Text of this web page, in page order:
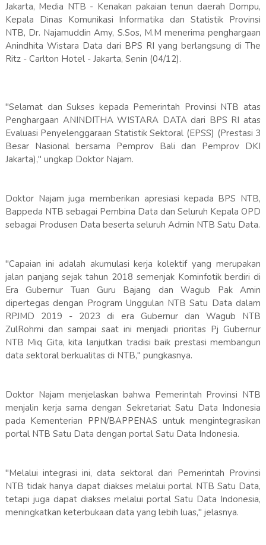
Jakarta, Media NTB - Kenakan pakaian tenun daerah Dompu,
Kepala Dinas Komunikasi Informatika dan Statistik Provinsi
NTB, Dr. Najamuddin Amy, S.Sos, M.M menerima penghargaan
Anindhita Wistara Data dari BPS RI yang berlangsung di The
Ritz - Carlton Hotel - Jakarta, Senin (04/12).
"Selamat dan Sukses kepada Pemerintah Provinsi NTB atas
Penghargaan ANINDITHA WISTARA DATA dari BPS RI atas
Evaluasi Penyelenggaraan Statistik Sektoral (EPSS) (Prestasi 3
Besar Nasional bersama Pemprov Bali dan Pemprov DKI
Jakarta)," ungkap Doktor Najam.
Doktor Najam juga memberikan apresiasi kepada BPS NTB,
Bappeda NTB sebagai Pembina Data dan Seluruh Kepala OPD
sebagai Produsen Data beserta seluruh Admin NTB Satu Data.
"Capaian ini adalah akumulasi kerja kolektif yang merupakan
jalan panjang sejak tahun 2018 semenjak Kominfotik berdiri di
Era Gubernur Tuan Guru Bajang dan Wagub Pak Amin
dipertegas dengan Program Unggulan NTB Satu Data dalam
RPJMD 2019 - 2023 di era Gubernur dan Wagub NTB
ZulRohmi dan sampai saat ini menjadi prioritas Pj Gubernur
NTB Miq Gita, kita lanjutkan tradisi baik prestasi membangun
data sektoral berkualitas di NTB," pungkasnya.
Doktor Najam menjelaskan bahwa Pemerintah Provinsi NTB
menjalin kerja sama dengan Sekretariat Satu Data Indonesia
pada Kementerian PPN/BAPPENAS untuk mengintegrasikan
portal NTB Satu Data dengan portal Satu Data Indonesia.
"Melalui integrasi ini, data sektoral dari Pemerintah Provinsi
NTB tidak hanya dapat diakses melalui portal NTB Satu Data,
tetapi juga dapat diakses melalui portal Satu Data Indonesia,
meningkatkan keterbukaan data yang lebih luas," jelasnya.